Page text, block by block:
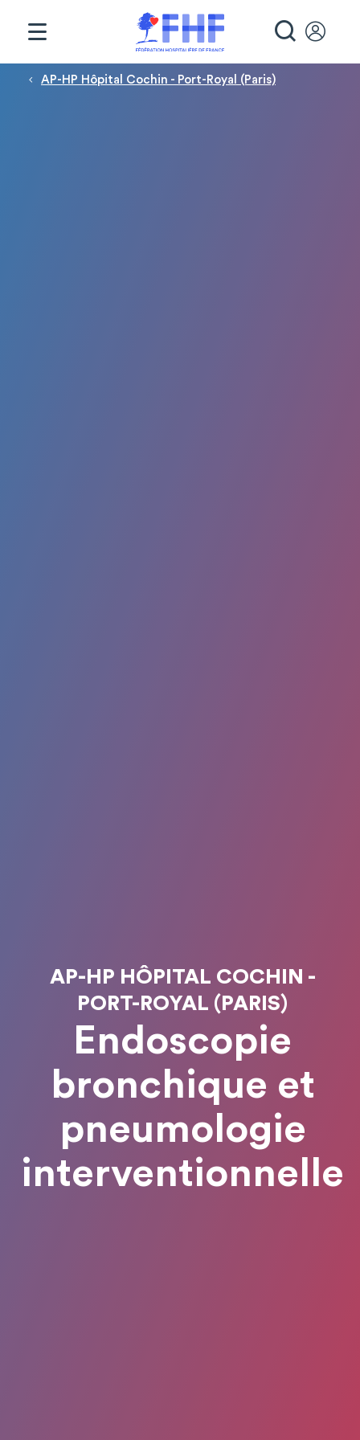
Fil d'Ariane
AP-HP Hôpital Cochin - Port-Royal (Paris)
AP-HP HÔPITAL COCHIN -
PORT-ROYAL (PARIS)
Endoscopie
bronchique et
pneumologie
interventionnelle
Panneau de gestion des cookies